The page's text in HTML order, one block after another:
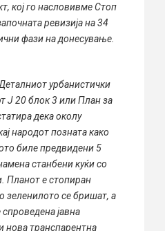
кој го насловивме Стоп
ревизија на 34
фази на донесување.
урбанистички
Ј 20 блок 3 или План за
дека околу
народот позната како
биле предвидени 5
станбени куќи со
Планот е стопиран
зеленилото се бришат, а
јавна
нова транспарентна